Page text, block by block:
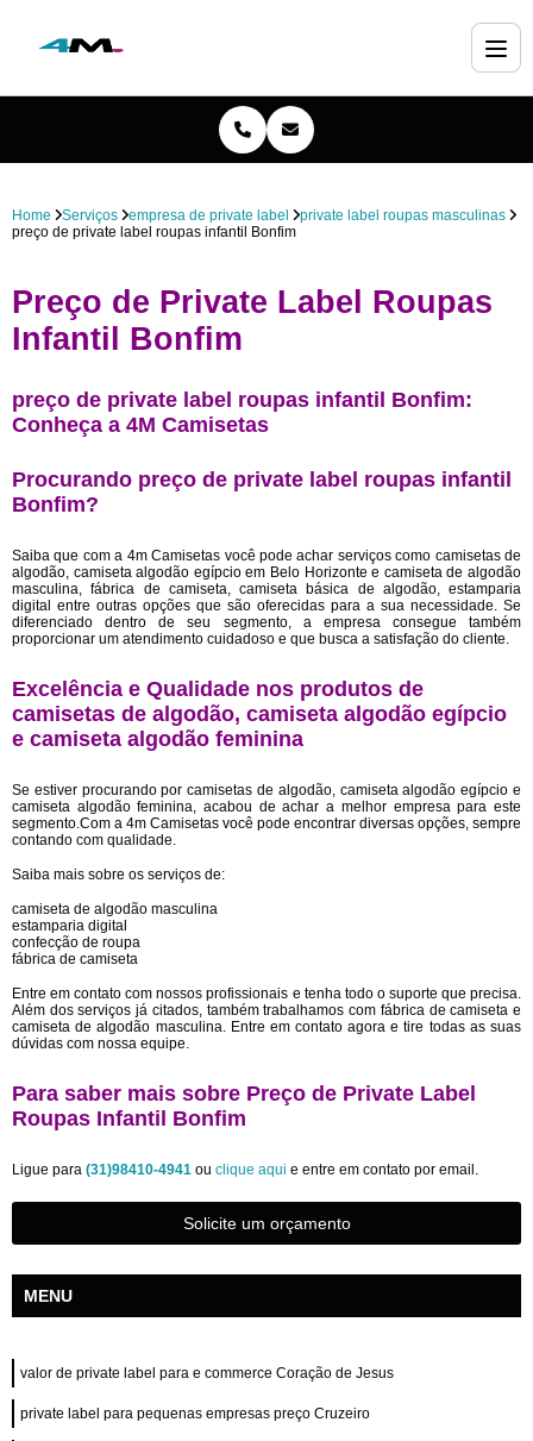
Home Serviços empresa de private label
private label roupas masculinas
preço de private label roupas infantil Bonfim
Preço de Private Label Roupas
Infantil Bonfim
preço de private label roupas infantil Bonfim:
Conheça a 4M Camisetas
Procurando preço de private label roupas infantil
Bonfim?
Saiba que com a 4m Camisetas você pode achar serviços como camisetas de
algodão, camiseta algodão egípcio em Belo Horizonte e camiseta de algodão
masculina, fábrica de camiseta, camiseta básica de algodão, estamparia
digital entre outras opções que são oferecidas para a sua necessidade. Se
diferenciado dentro de seu segmento, a empresa consegue também
proporcionar um atendimento cuidadoso e que busca a satisfação do cliente.
Excelência e Qualidade nos produtos de
camisetas de algodão, camiseta algodão egípcio
e camiseta algodão feminina
Se estiver procurando por camisetas de algodão, camiseta algodão egípcio e
camiseta algodão feminina, acabou de achar a melhor empresa para este
segmento.Com a 4m Camisetas você pode encontrar diversas opções, sempre
contando com qualidade.
Saiba mais sobre os serviços de:
camiseta de algodão masculina
estamparia digital
confecção de roupa
fábrica de camiseta
Entre em contato com nossos profissionais e tenha todo o suporte que precisa.
Além dos serviços já citados, também trabalhamos com fábrica de camiseta e
camiseta de algodão masculina. Entre em contato agora e tire todas as suas
dúvidas com nossa equipe.
Para saber mais sobre Preço de Private Label
Roupas Infantil Bonfim
Ligue para (31)98410-4941 ou clique aqui e entre em contato por email.
Solicite um orçamento
MENU
valor de private label para e commerce Coração de Jesus
private label para pequenas empresas preço Cruzeiro